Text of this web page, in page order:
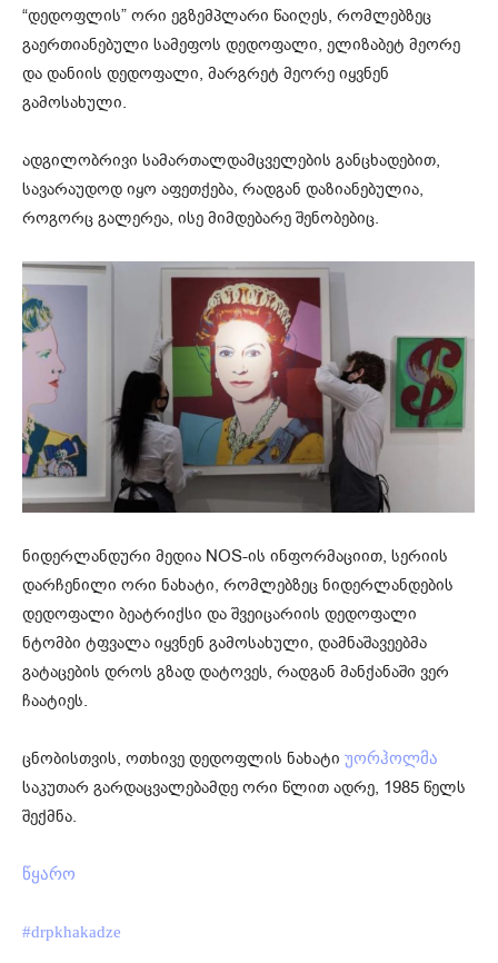
“დედოფლის” ორი ეგზემპლარი წაიღეს, რომლებზეც
გაერთიანებული სამეფოს დედოფალი, ელიზაბეტ მეორე
და დანიის დედოფალი, მარგრეტ მეორე იყვნენ
გამოსახული.
ადგილობრივი სამართალდამცველების განცხადებით,
სავარაუდოდ იყო აფეთქება, რადგან დაზიანებულია,
როგორც გალერეა, ისე მიმდებარე შენობებიც.
ნიდერლანდური მედია NOS-ის ინფორმაციით, სერიის
დარჩენილი ორი ნახატი, რომლებზეც ნიდერლანდების
დედოფალი ბეატრიქსი და შვეიცარიის დედოფალი
ნტომბი ტფვალა იყვნენ გამოსახული, დამნაშავეებმა
გატაცების დროს გზად დატოვეს, რადგან მანქანაში ვერ
ჩაატიეს.
ცნობისთვის, ოთხივე დედოფლის ნახატი უორჰოლმა
საკუთარ გარდაცვალებამდე ორი წლით ადრე, 1985 წელს
შექმნა.
წყარო
#drpkhakadze